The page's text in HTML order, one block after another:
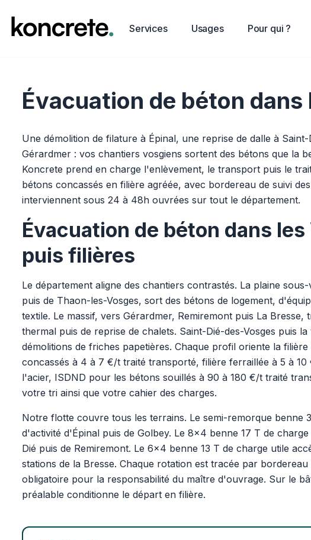
Services Usages Pour qui ?
Évacuation de béton dans
Une démolition de filature à Épinal, une reprise de dalle à
Gérardmer : vos chantiers vosgiens sortent des bétons que la
Koncrete prend en charge l'enlèvement, le transport puis le
bétons concassés en filière agréée, avec bordereau de suivi
interviennent sous 24 à 48h ouvrées sur tout le département.
Évacuation de béton dans
puis filières
Le département aligne des chantiers contrastés. La plaine
puis de Thaon-les-Vosges, sort des bétons de logement,
textile. Le massif, vers Gérardmer, Remiremont puis La
thermal puis de reprise de chalets. Saint-Dié-des-Vosges puis
démolitions de friches papetières. Chaque profil oriente la
concassés à 4 à 7 €/t traité transporté, filière ferraillée à 5 à
l'acier, ISDND pour les bétons souillés à 90 à 180 €/t traité
votre tri ainsi que votre cahier des charges.
Notre flotte couvre tous les terrains. Le semi-remorque benne
d'activité d'Épinal puis de Golbey. Le 8x4 benne 17 T de
Dié puis de Remiremont. Le 6x4 benne 13 T de charge utile
stations de la Bresse. Chaque rotation est tracée par
obligatoire pour la responsabilité du maître d'ouvrage. Sur le
préalable conditionne le départ en filière.